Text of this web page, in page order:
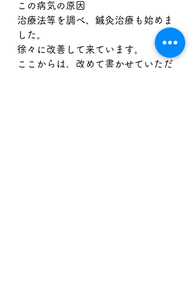
この病気の原因
治療法等を調べ、鍼灸治療も始めま
した。
徐々に改善して来ています。
ここからは、改めて書かせていただ